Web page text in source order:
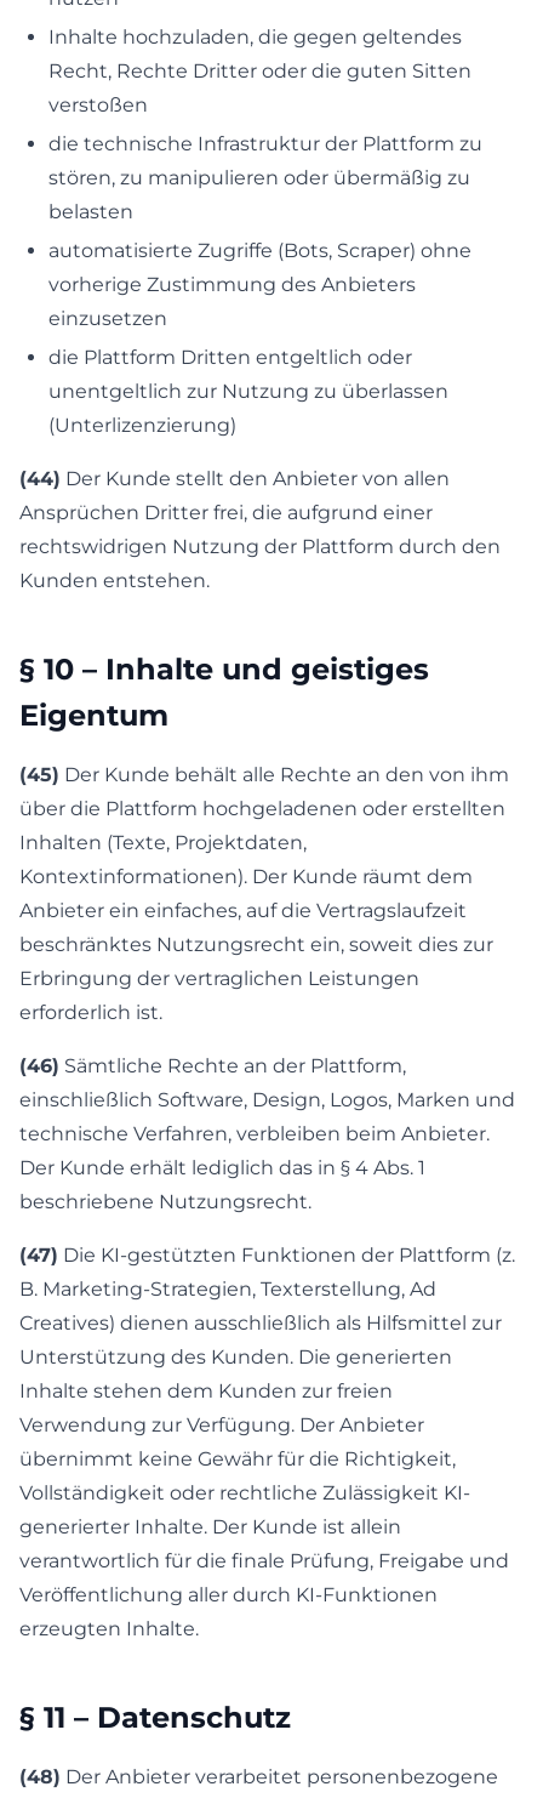
Inhalte hochzuladen, die gegen geltendes
Recht, Rechte Dritter oder die guten Sitten
verstoßen
die technische Infrastruktur der Plattform zu
stören, zu manipulieren oder übermäßig zu
belasten
automatisierte Zugriffe (Bots, Scraper) ohne
vorherige Zustimmung des Anbieters
einzusetzen
die Plattform Dritten entgeltlich oder
unentgeltlich zur Nutzung zu überlassen
(Unterlizenzierung)
(44) Der Kunde stellt den Anbieter von allen
Ansprüchen Dritter frei, die aufgrund einer
rechtswidrigen Nutzung der Plattform durch den
Kunden entstehen.
§ 10 – Inhalte und geistiges
Eigentum
(45) Der Kunde behält alle Rechte an den von ihm
über die Plattform hochgeladenen oder erstellten
Inhalten (Texte, Projektdaten,
Kontextinformationen). Der Kunde räumt dem
Anbieter ein einfaches, auf die Vertragslaufzeit
beschränktes Nutzungsrecht ein, soweit dies zur
Erbringung der vertraglichen Leistungen
erforderlich ist.
(46) Sämtliche Rechte an der Plattform,
einschließlich Software, Design, Logos, Marken und
technische Verfahren, verbleiben beim Anbieter.
Der Kunde erhält lediglich das in § 4 Abs. 1
beschriebene Nutzungsrecht.
(47) Die KI-gestützten Funktionen der Plattform (z.
B. Marketing-Strategien, Texterstellung, Ad
Creatives) dienen ausschließlich als Hilfsmittel zur
Unterstützung des Kunden. Die generierten
Inhalte stehen dem Kunden zur freien
Verwendung zur Verfügung. Der Anbieter
übernimmt keine Gewähr für die Richtigkeit,
Vollständigkeit oder rechtliche Zulässigkeit KI-
generierter Inhalte. Der Kunde ist allein
verantwortlich für die finale Prüfung, Freigabe und
Veröffentlichung aller durch KI-Funktionen
erzeugten Inhalte.
§ 11 – Datenschutz
(48) Der Anbieter verarbeitet personenbezogene